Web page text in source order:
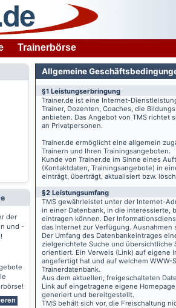
Trainerbörse
der
und -
Allgemeine
§1 Leistungserbringung
Trainer.de ist eine Internet-
Trainer, Dozenten, Coaches, die
anbieten. Das Angebot von TMS richtet
an Privatpersonen.
Trainer.de ermöglicht eine allgemein
Trainern und Ihren Trainingsangeboten.
Kunde von Trainer.de im Sinne eines
(Kontaktdaten, Trainingsangebote) in
einträgt, überträgt, aktualisiert bzw.
§2 Leistungsumfang
TMS gewährleistet unter der Internet-
in einer Datenbank, in die interessierte,
eintragen können. Der
das Internet zur Verfügung.
Der Umfang des Datenbankeintrages
zielgerichtete Suche und übersichtliche
orientiert. Ein Verweis (Link) auf eigene
angefertigt hat und auf welchem
Trainerdatenbank.
Aus dem aktuellen, freigeschalteten
Link auf eingetragene eigene
generiert und bereitgestellt.
TMS behält sich vor, die Freischaltung